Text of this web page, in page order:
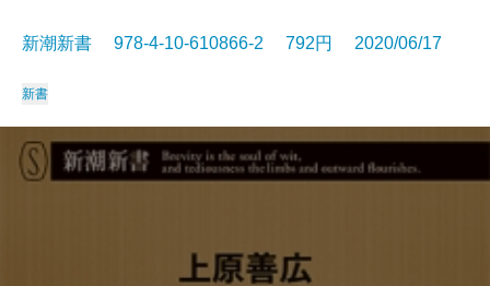
新潮新書 978-4-10-610866-2 792円 2020/06/17
新書